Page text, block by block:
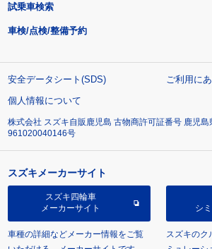
試乗車検索
車検/点検/整備予約
安全データシート(SDS)
ご利用に
個人情報について
株式会社 スズキ自販鹿児島 古物商許可証番号 鹿児島
961020040146号
スズキメーカーサイト
スズキ四輪車
メーカーサイト
車種の詳細などメーカー情報をご覧
シ
スズキのク